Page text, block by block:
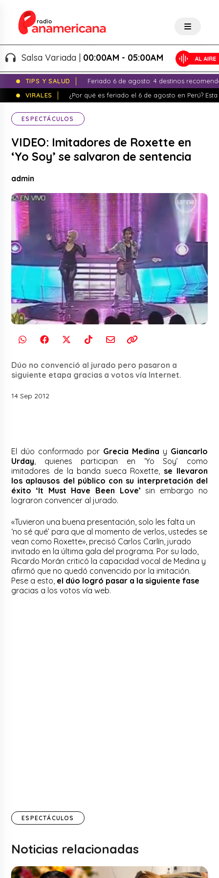
Salsa Variada |00:00AM - 05:00AM
TIPS Y SALUD
Feriado 6 de agosto: 4 destinos
VIRALES
¿Por qué es feriado el 6 de agosto en Perú?
ESPECTÁCULOS
VIDEO: Imitadores de Roxette en
‘Yo Soy’ se salvaron de sentencia
admin
Dúo no convenció al jurado pero pasaron a
siguiente etapa gracias a votos vía Internet.
14 Sep 2012
El dúo conformado por Grecia Medina y Giancarlo
Urday, quienes participan en ‘Yo Soy’ como
imitadores de la banda sueca Roxette, se llevaron
los aplausos del público con su interpretación del
éxito ‘It Must Have Been Love’ sin embargo no
lograron convencer al jurado.
«Tuvieron una buena presentación, solo les falta un
‘no sé qué’ para que al momento de verlos, ustedes se
vean como Roxette», precisó Carlos Carlín, jurado
invitado en la última gala del programa. Por su lado,
Ricardo Morán criticó la capacidad vocal de Medina y
afirmó que no quedó convencido por la imitación.
Pese a esto, el dúo logró pasar a la siguiente fase
gracias a los votos vía web.
ESPECTÁCULOS
Noticias relacionadas